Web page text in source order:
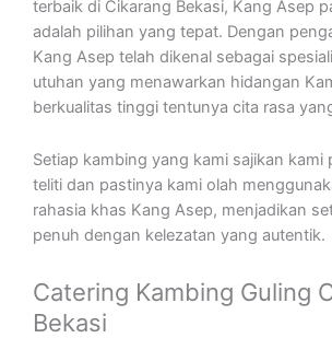
terbaik di Cikarang Bekasi, Kang Asep
adalah pilihan yang tepat. Dengan
Kang Asep telah dikenal sebagai
utuhan yang menawarkan hidangan
berkualitas tinggi tentunya cita rasa
Setiap kambing yang kami sajikan kami
teliti dan pastinya kami olah
rahasia khas Kang Asep, menjadikan
penuh dengan kelezatan yang autentik.
Catering Kambing Guling
Bekasi